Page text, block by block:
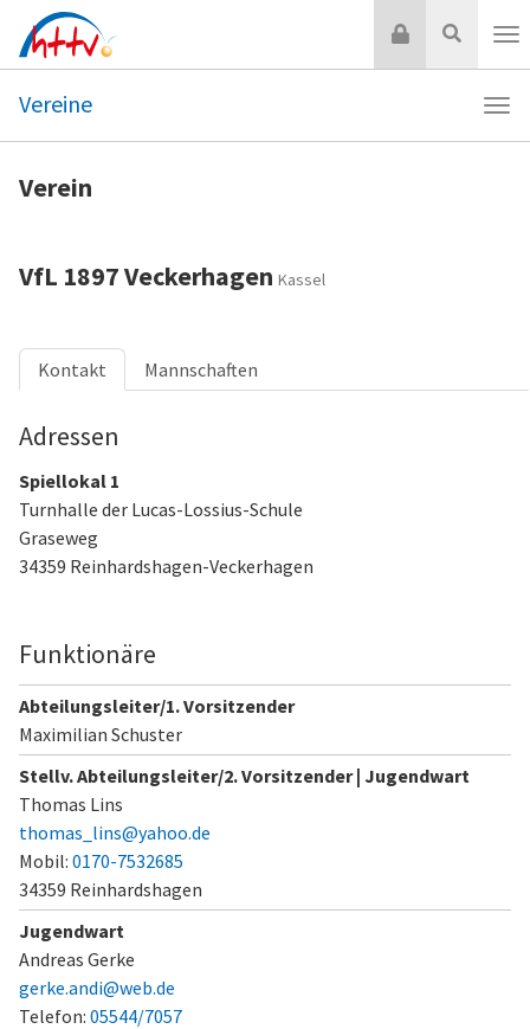
Inhalt
springen
Suche
Login
Vereine
Verein
VfL 1897 Veckerhagen Kassel
Kontakt Mannschaften
Adressen
Spiellokal 1
Turnhalle der Lucas-Lossius-Schule
Graseweg
34359 Reinhardshagen-Veckerhagen
Funktionäre
Abteilungsleiter/1. Vorsitzender
Maximilian Schuster
Stellv. Abteilungsleiter/2. Vorsitzender | Jugendwart
Thomas Lins
thomas_lins@yahoo.de
Mobil: 0170-7532685
34359 Reinhardshagen
Jugendwart
Andreas Gerke
gerke.andi@web.de
Telefon: 05544/7057